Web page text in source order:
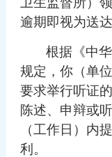
逾期即视为送达
根据《中
规定，你（单
要求举行听证
陈述、申辩或
（工作日）内
利。